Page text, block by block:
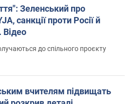
Зеленський про
санкції проти Росії й
Відео
до спільного проєкту
вчителям підвищать